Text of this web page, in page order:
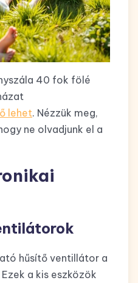
40 fok fölé
lehet. Nézzük meg,
ne olvadjunk el a
hűsítő ventillátor a
a kis eszközök